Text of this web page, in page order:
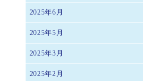
2025年6月
2025年5月
2025年3月
2025年2月